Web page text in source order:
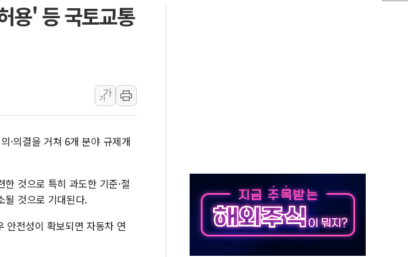
[속보] 민주, 대구 경선 결과 발표...정청래 47.82% 김민석 46.35% 송영길 5.83%
하나금융, 명동 소상공인에 '행복상자' 전달
인천시 광복절 현수막 '태극기 거꾸로' 논란…이틀만에 철거
홈플러스發 대형마트 판매, 역대 최대폭 감소한 9.4%↓…유통업계 양극화 심화
'호우·산사태 주의보' 울진 시간당 30mm 강한 비...호우 피해 없어
여야, 황희 '버스 하우스' 공방…野 "청년 우롱 기괴" vs 與 "송구한 해프닝"
용' 등 국토교통
가
가
·의결을 거쳐 6개 분야 규제개
것으로 특히 과도한 기준·절
될 것으로 기대된다.
안전성이 확보되면 자동차 연